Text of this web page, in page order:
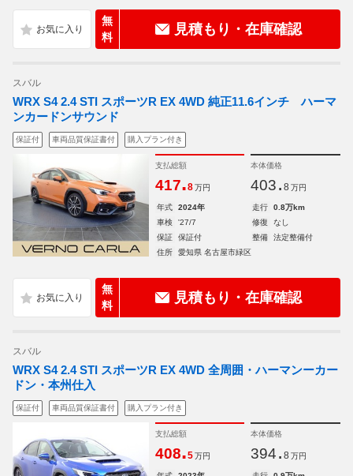
無
料
見積もり・在庫確認
スバル
WRX S4 2.4 STI スポーツR EX 4WD 純正11.6インチ ハーマ
ンカードンサウンド
保証付 車両品質保証書付 購入プラン付き
支払総額
417.8 万円
本体価格
403. 8 万円
年式 2024年 走行
0.8万km
車検
'27/7 修復
なし
保証
保証付 整備
法定整備付
住所
愛知県 名古屋市緑区
無
料
見積もり・在庫確認
スバル
WRX S4 2.4 STI スポーツR EX 4WD 全周囲・ハーマンーカー
ドン・本州仕入
保証付 車両品質保証書付 購入プラン付き
支払総額
408.5 万円
本体価格
394. 8 万円